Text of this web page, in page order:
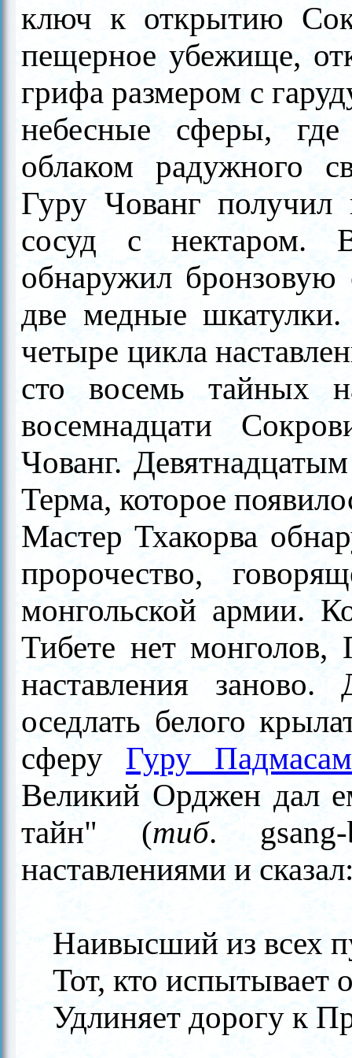
ключ к открытию
пещерное убежище,
грифа раз­мером с
небесные сферы,
облаком радужного
Гуру Чованг
сосуд с нектаром.
обнаружил бронзовую
две медные шкатулки.
четыре цикла
сто восемь тайных
восемнадцати
Чованг.
Терма, которое
Мастер Тхакорва
пророчество,
монгольской армии.
Тибете нет монголов,
наставления
оседлать белого
сферу Гуру
Великий Орджен дал
тайн" (тиб. gsang-
наставлениями и
Наивысший из всех
Тот, кто испытывает
Удлиняет дорогу к